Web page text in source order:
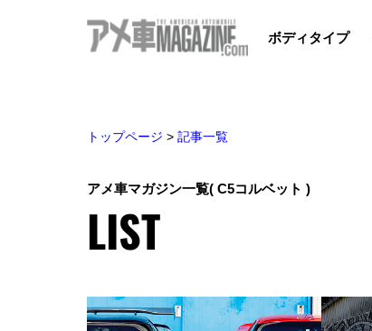
ボディタイプ
トップページ > 記事一覧
アメ車マガジン一覧( C5コルベット )
LIST